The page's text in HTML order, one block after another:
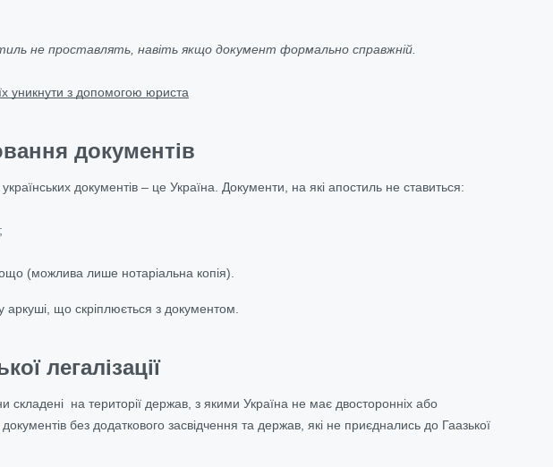
не проставлять, навіть якщо документ формально справжній.
уникнути з допомогою юриста
документів
документів – це Україна. Документи, на які апостиль не ставиться:
(можлива лише нотаріальна копія).
що скріплюється з документом.
легалізації
складені на території держав, з якими Україна не має двосторонніх або
без додаткового засвідчення та держав, які не приєднались до Гаазької